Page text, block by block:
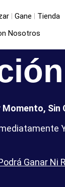
Gane Tienda
Nosotros
Momento,
Ganar Ni